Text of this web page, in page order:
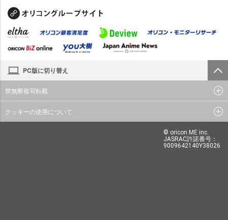
PC版に切り替え
禁無断複写転載
クッキーの使用について
© oricon ME inc.
JASRAC許諾番号：
9009642140Y38026